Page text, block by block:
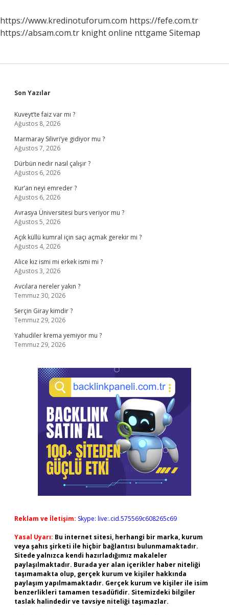
https://www.kredinotuforum.com https://fefe.com.tr
https://absam.com.tr knight online nttgame Sitemap
Sidebar
Son Yazılar
Kuveyt’te faiz var mı ?
Ağustos 8, 2026
Marmaray Silivri’ye gidiyor mu ?
Ağustos 7, 2026
Dürbün nedir nasıl çalışır ?
Ağustos 6, 2026
Kur’an neyi emreder ?
Ağustos 6, 2026
Avrasya Üniversitesi burs veriyor mu ?
Ağustos 5, 2026
Açık küllü kumral için saçı açmak gerekir mi ?
Ağustos 4, 2026
Alice kız ismi mi erkek ismi mi ?
Ağustos 3, 2026
Avcılara nereler yakın ?
Temmuz 30, 2026
Serçin Giray kimdir ?
Temmuz 29, 2026
Yahudiler krema yemiyor mu ?
Temmuz 29, 2026
Reklam ve İletişim: Skype: live:.cid.575569c608265c69
Yasal Uyarı: Bu internet sitesi, herhangi bir marka, kurum
veya şahıs şirketi ile hiçbir bağlantısı bulunmamaktadır.
Sitede yalnızca kendi hazırladığımız makaleler
paylaşılmaktadır. Burada yer alan içerikler haber niteliği
taşımamakta olup, gerçek kurum ve kişiler hakkında
paylaşım yapılmamaktadır. Gerçek kurum ve kişiler ile isim
benzerlikleri tamamen tesadüfidir. Sitemizdeki bilgiler
taslak halindedir ve tavsiye niteliği taşımazlar.